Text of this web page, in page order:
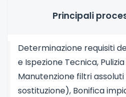
Principali
Determinazione requisiti
e Ispezione Tecnica,
Manutenzione filtri
sostituzione), Bonifica